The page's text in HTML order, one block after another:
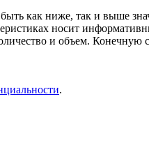
как ниже, так и выше
носит
и объем. Конечную
.